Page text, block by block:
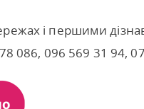
і першими
086, 096 569 31 94,